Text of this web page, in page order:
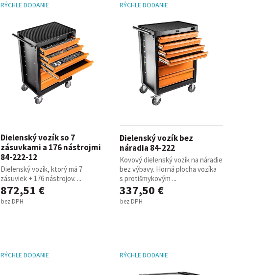
RÝCHLE DODANIE
Dielenský vozík so 7
zásuvkami a 176 nástrojmi
84-222-12
Dielenský vozík, ktorý má 7
zásuviek + 176 nástrojov. ...
872,51 €
bez DPH
RÝCHLE DODANIE
Dielenský vozík bez
náradia 84-222
Kovový dielenský vozík na náradie
bez výbavy. Horná plocha vozíka
s protišmykovým ...
337,50 €
bez DPH
RÝCHLE DODANIE RÝCHLE DODANIE